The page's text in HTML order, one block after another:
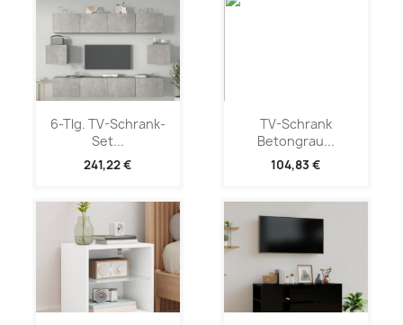
6-Tlg. TV-Schrank-
Set...
241,22 €
TV-Schrank
Betongrau...
104,83 €